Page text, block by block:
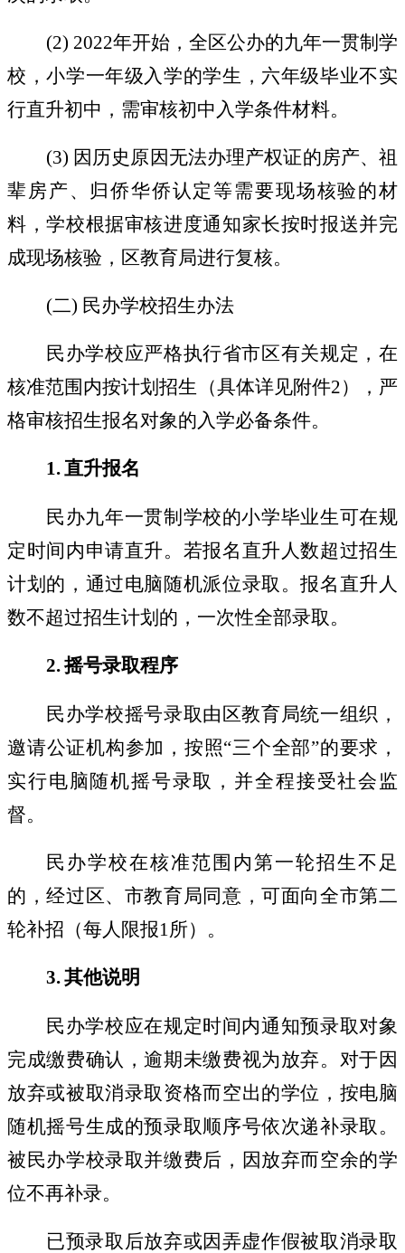
(2) 2022年开始，全区公办的九年一贯制学
校，小学一年级入学的学生，六年级毕业不实
行直升初中，需审核初中入学条件材料。
(3) 因历史原因无法办理产权证的房产、祖
辈房产、归侨华侨认定等需要现场核验的材
料，学校根据审核进度通知家长按时报送并完
成现场核验，区教育局进行复核。
(二) 民办学校招生办法
民办学校应严格执行省市区有关规定，在
核准范围内按计划招生（具体详见附件2），严
格审核招生报名对象的入学必备条件。
1.直升报名
民办九年一贯制学校的小学毕业生可在规
定时间内申请直升。若报名直升人数超过招生
计划的，通过电脑随机派位录取。报名直升人
数不超过招生计划的，一次性全部录取。
2.摇号录取程序
民办学校摇号录取由区教育局统一组织，
邀请公证机构参加，按照“三个全部”的要求，
实行电脑随机摇号录取，并全程接受社会监
督。
民办学校在核准范围内第一轮招生不足
的，经过区、市教育局同意，可面向全市第二
轮补招（每人限报1所）。
3.其他说明
民办学校应在规定时间内通知预录取对象
完成缴费确认，逾期未缴费视为放弃。对于因
放弃或被取消录取资格而空出的学位，按电脑
随机摇号生成的预录取顺序号依次递补录取。
被民办学校录取并缴费后，因放弃而空余的学
位不再补录。
已预录取后放弃或因弄虚作假被取消录取